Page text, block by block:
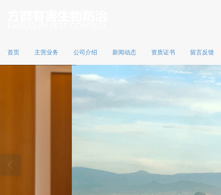
首页 主营业务 公司介绍 新闻动态 资质证书 留言反馈